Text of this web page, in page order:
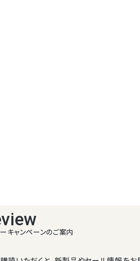
キャンペーンのご案内